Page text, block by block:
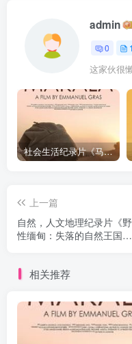
admin
0
这家伙很
社会生活纪录片《马加拉 Makala》下载
上一篇
自然，人文地理纪录片《野
性缅甸：失落的自然王国
相关推荐